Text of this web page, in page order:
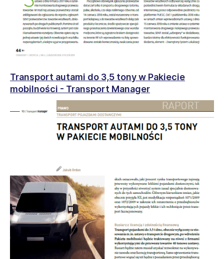
Transport autami do 3,5 tony w Pakiecie
mobilności - Transport Manager